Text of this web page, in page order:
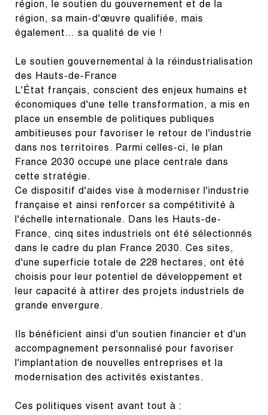
région, le soutien du gouvernement et de la
région, sa main-d'œuvre qualifiée, mais
également… sa qualité de vie !
Le soutien gouvernemental à la réindustrialisation
des Hauts-de-France
L'État français, conscient des enjeux humains et
économiques d'une telle transformation, a mis en
place un ensemble de politiques publiques
ambitieuses pour favoriser le retour de l'industrie
dans nos territoires. Parmi celles-ci, le plan
France 2030 occupe une place centrale dans
cette stratégie.
Ce dispositif d'aides vise à moderniser l'industrie
française et ainsi renforcer sa compétitivité à
l'échelle internationale. Dans les Hauts-de-
France, cinq sites industriels ont été sélectionnés
dans le cadre du plan France 2030. Ces sites,
d'une superficie totale de 228 hectares, ont été
choisis pour leur potentiel de développement et
leur capacité à attirer des projets industriels de
grande envergure.
Ils bénéficient ainsi d'un soutien financier et d'un
accompagnement personnalisé pour favoriser
l'implantation de nouvelles entreprises et la
modernisation des activités existantes.
Ces politiques visent avant tout à :